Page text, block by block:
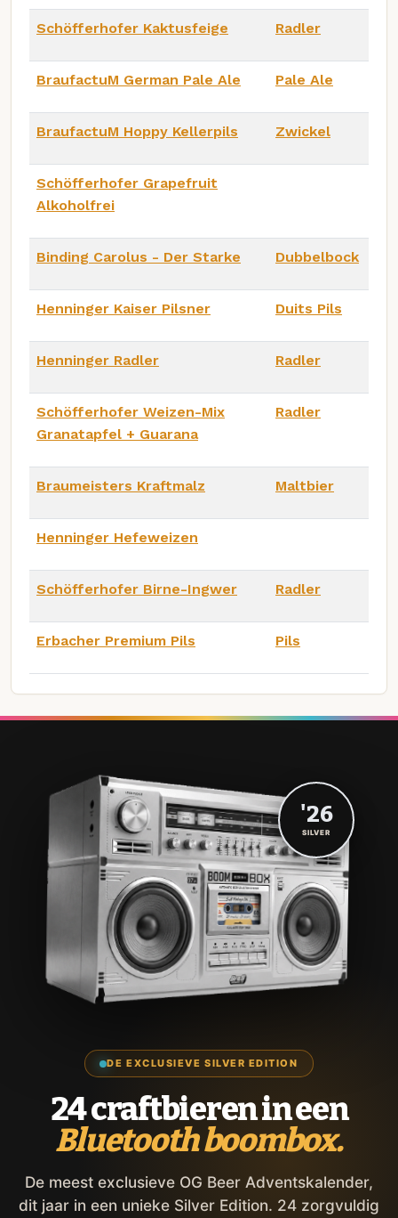
Schöfferhofer Kaktusfeige Radler
BraufactuM German Pale Ale Pale Ale
BraufactuM Hoppy Kellerpils Zwickel
Schöfferhofer Grapefruit
Alkoholfrei
Binding Carolus - Der Starke Dubbelbock
Henninger Kaiser Pilsner Duits Pils
Henninger Radler Radler
Schöfferhofer Weizen-Mix
Granatapfel + Guarana
Radler
Braumeisters Kraftmalz Maltbier
Henninger Hefeweizen
Schöfferhofer Birne-Ingwer Radler
Erbacher Premium Pils Pils
DE EXCLUSIEVE SILVER EDITION
24 craftbieren in een
Bluetooth boombox.
De meest exclusieve OG Beer Adventskalender,
dit jaar in een unieke Silver Edition. 24 zorgvuldig
'26
SILVER